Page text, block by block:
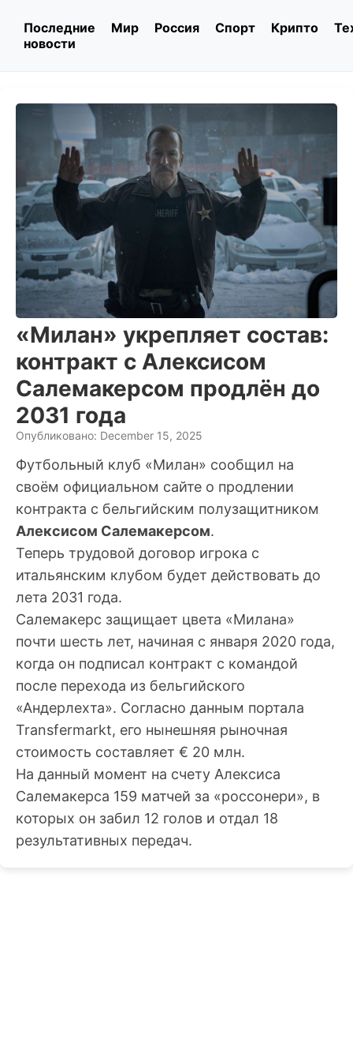
Последние
новости
Мир Россия Спорт Крипто
«Милан» укрепляет состав:
контракт с Алексисом
Салемакерсом продлён до
2031 года
Опубликовано: December 15, 2025
Футбольный клуб «Милан» сообщил на
своём официальном сайте о продлении
контракта с бельгийским полузащитником
Алексисом Салемакерсом.
Теперь трудовой договор игрока с
итальянским клубом будет действовать до
лета 2031 года.
Салемакерс защищает цвета «Милана»
почти шесть лет, начиная с января 2020 года,
когда он подписал контракт с командой
после перехода из бельгийского
«Андерлехта». Согласно данным портала
Transfermarkt, его нынешняя рыночная
стоимость составляет € 20 млн.
На данный момент на счету Алексиса
Салемакерса 159 матчей за «россонери», в
которых он забил 12 голов и отдал 18
результативных передач.